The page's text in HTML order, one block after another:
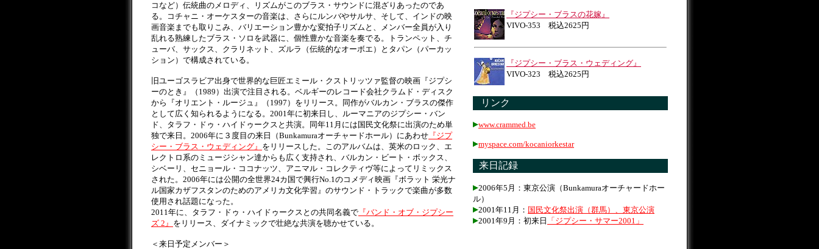
コなど）伝統曲のメロディ、リズムがこのブラス・サウンドに混ざりあったのであ
る。コチャニ・オーケスターの音楽は、さらにルンバやサルサ、そして、インドの映
画音楽までも取りこみ、バリエーション豊かな変拍子リズムと、メンバー全員が入り
乱れる熟練したブラス・ソロを武器に、個性豊かな音楽を奏でる。トランペット、チ
ューバ、サックス、クラリネット、ズルラ（伝統的なオーボエ）とタパン（パーカッ
ション）で構成されている。
旧ユーゴスラビア出身で世界的な巨匠エミール・クストリッツァ監督の映画『ジプシ
ーのとき』（1989）出演で注目される。ベルギーのレコード会社クラムド・ディスク
から『オリエント・ルージュ』（1997）をリリース。同作がバルカン・ブラスの傑作
として広く知られるようになる。2001年に初来日し、ルーマニアのジプシー・バン
ド、タラフ・ドゥ・ハイドゥークスと共演。同年11月には国民文化祭に出演のため単
独で来日。2006年に３度目の来日（Bunkamuraオーチャードホール）にあわせ 『ジプ
シー・ブラス・ウェディング』 をリリースした。このアルバムは、英米のロック、エ
レクトロ系のミュージシャン達からも広く支持され、バルカン・ビート・ボックス、
シベーリ、セニョール・ココナッツ、アニマル・コレクティヴ等によってリミックス
された。2006年には公開の全世界24カ国で興行No.1のコメディ映画『ボラット 栄光ナ
ル国家カザフスタンのためのアメリカ文化学習』のサウンド・トラックで楽曲が多数
使用され話題になった。
2011年に、タラフ・ドゥ・ハイドゥークスとの共同名義で 『バンド・オブ・ジプシー
ズ 2』 をリリース、ダイナミックで壮絶な共演を聴かせている。
＜来日予定メンバー＞
『ジプシー・ブラスの花嫁』
VIVO-353 税込2625円
『ジプシー・ブラス・ウェディング』
VIVO-323 税込2625円
リンク
www.crammed.be
myspace.com/kocaniorkestar
来日記録
2006年5月：東京公演（Bunkamuraオーチャードホー
ル）
2001年11月： 国民文化祭出演（群馬）、東京公演
2001年9月：初来日
「ジプシー・サマー2001」